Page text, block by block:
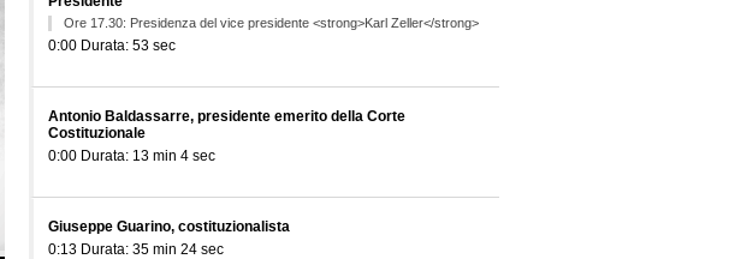
Ore 17.30: Presidenza del vice presidente <strong>Karl Zeller</strong>
0:00 Durata: 53 sec
Antonio Baldassarre, presidente emerito della Corte
Costituzionale
0:00 Durata: 13 min 4 sec
Giuseppe Guarino, costituzionalista
0:13 Durata: 35 min 24 sec